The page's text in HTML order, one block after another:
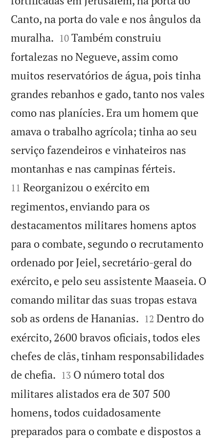
Canto, na porta do vale e nos ângulos da
muralha. 

10 Também construiu
fortalezas no Negueve, assim como
muitos reservatórios de água, pois tinha
grandes rebanhos e gado, tanto nos vales
como nas planícies. Era um homem que
amava o trabalho agrícola; tinha ao seu
serviço fazendeiros e vinhateiros nas
montanhas e nas campinas férteis.
11 Reorganizou o exército em
regimentos, enviando para os
destacamentos militares homens aptos
para o combate, segundo o recrutamento
ordenado por Jeiel, secretário-geral do
exército, e pelo seu assistente Maaseia. O
comando militar das suas tropas estava
sob as ordens de Hananias. 

12 Dentro do
exército, 2600 bravos oficiais, todos eles
chefes de clãs, tinham responsabilidades
de chefia. 

13 O número total dos
militares alistados era de 307 500
homens, todos cuidadosamente
preparados para o combate e dispostos a